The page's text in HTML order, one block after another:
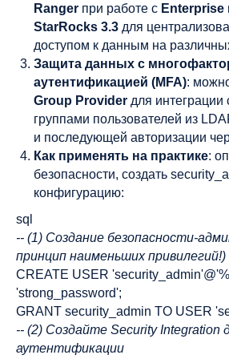
Ranger при работе с Enterprise
StarRocks 3.3 для
доступом к данным на
Защита данных с
аутентификацией (MFA):
Group Provider для
группами пользователей из
и последующей авторизации
Как применять на практике:
безопасности, создать
конфигурацию:
sql
-- (1) Создание безопасности-
принцип наименьших привилегий!)
CREATE USER
'strong_password';
GRANT security_admin TO USER
-- (2) Создайте Security Integration
аутентификации